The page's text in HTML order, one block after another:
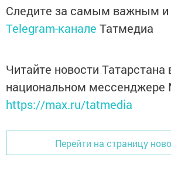
Следите за самым важным
Telegram-канале Татмедиа
Читайте новости Татарстана
национальном мессенджере
https://max.ru/tatmedia
Перейти на страницу